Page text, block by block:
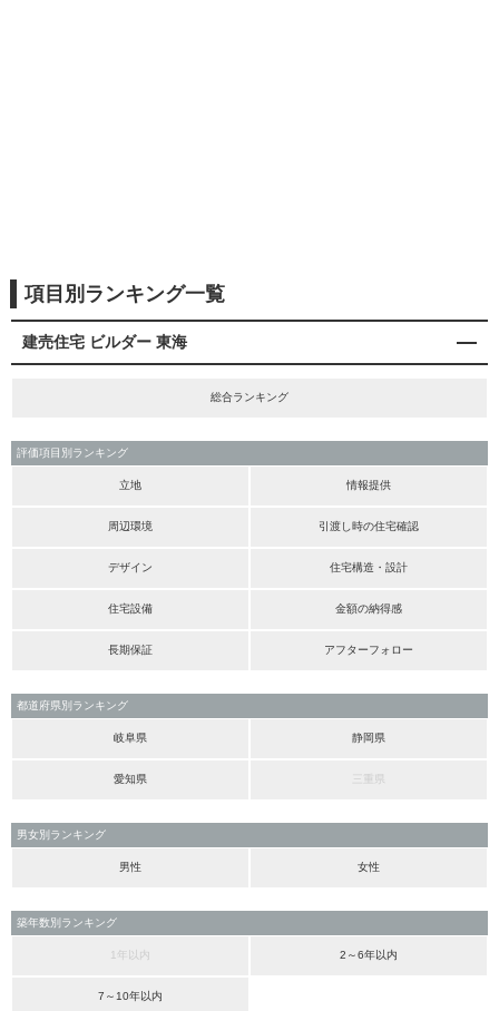
項目別ランキング一覧
建売住宅 ビルダー 東海
総合ランキング
評価項目別ランキング
立地 情報提供
周辺環境 引渡し時の住宅確認
デザイン 住宅構造・設計
住宅設備 金額の納得感
長期保証 アフターフォロー
都道府県別ランキング
岐阜県 静岡県
愛知県
男女別ランキング
男性 女性
築年数別ランキング
1年以内 2～6年以内
7～10年以内